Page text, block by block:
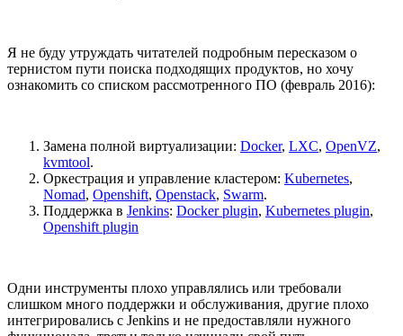
Я не буду утруждать читателей подробным пересказом о
тернистом пути поиска подходящих продуктов, но хочу
ознакомить со списком рассмотренного ПО (февраль 2016):
Замена полной виртуализации: Docker, LXC, OpenVZ,
kvmtool.
Оркестрация и управление кластером: Kubernetes,
Nomad, Openshift, Openstack, Swarm.
Поддержка в Jenkins: Docker plugin, Kubernetes plugin,
Openshift plugin
Одни инструменты плохо управлялись или требовали
слишком много поддержки и обслуживания, другие плохо
интегрировались с Jenkins и не предоставляли нужного